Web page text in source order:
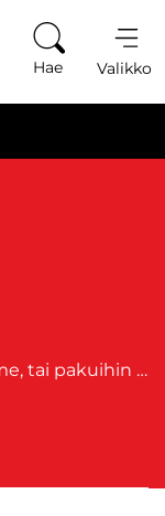
Hae Valikko
Tutustu edullisiin pakettiautoihimme, tai pakuihin ja löydä isellesi sopiva hyötyajoneuvo suosituimpien tarjouspakettiautojemme joukosta! J. Rinta-Joupilta löydät aina maan mahtavimmat pakettiautotarjoukset, tarjoushintaiset pakettiautot, pakujen alennukset ja ale-pakettiautot monipuolisesta valikoimastamme ympäri Suomea. Katso vaihtuvat tarjoukset pakettiautoista ja tee huippu löytöjä. Edullinen pakettiauto on mahdollista saada kotiisi nopealla kotiintoimituksella. Tutustu kaikkiin J. Rinta-Joupin voimassa oleviin